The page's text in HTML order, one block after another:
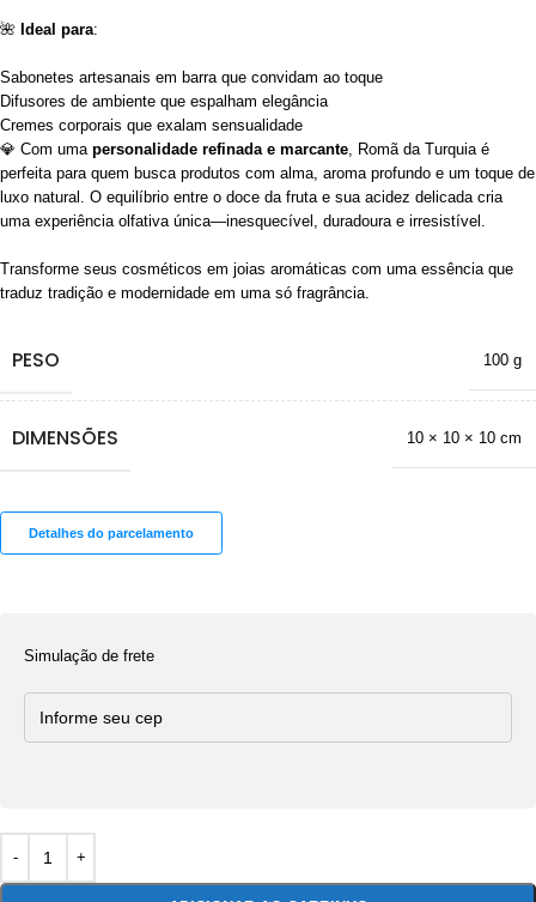
🌺 Ideal para:
Sabonetes artesanais em barra que convidam ao toque
Difusores de ambiente que espalham elegância
Cremes corporais que exalam sensualidade
💎 Com uma personalidade refinada e marcante , Romã da Turquia é
perfeita para quem busca produtos com alma, aroma profundo e um toque de
luxo natural. O equilíbrio entre o doce da fruta e sua acidez delicada cria
uma experiência olfativa única—inesquecível, duradoura e irresistível.
Transforme seus cosméticos em joias aromáticas com uma essência que
traduz tradição e modernidade em uma só fragrância.
PESO 100 g
DIMENSÕES 10 × 10 × 10 cm
Detalhes do parcelamento
Simulação de frete